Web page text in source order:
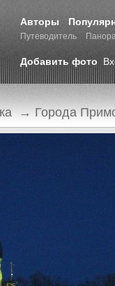
Авторы
Путеводитель
Добавить фото
→ Города